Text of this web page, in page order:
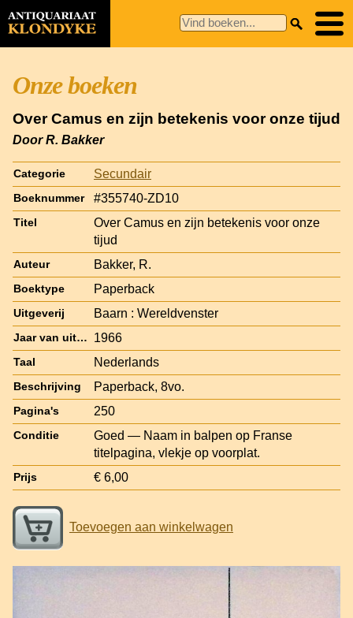
Onze boeken
Over Camus en zijn betekenis voor onze tijud
Door R. Bakker
Categorie Secundair
Boeknummer #355740-ZD10
Titel
Over Camus en zijn betekenis voor onze
tijud
Auteur Bakker, R.
Boektype Paperback
Uitgeverij Baarn : Wereldvenster
Jaar van uitgave 1966
Taal Nederlands
Beschrijving Paperback, 8vo.
Pagina's 250
Conditie
Goed — Naam in balpen op Franse
titelpagina, vlekje op voorplat.
Prijs € 6,00
Toevoegen aan winkelwagen